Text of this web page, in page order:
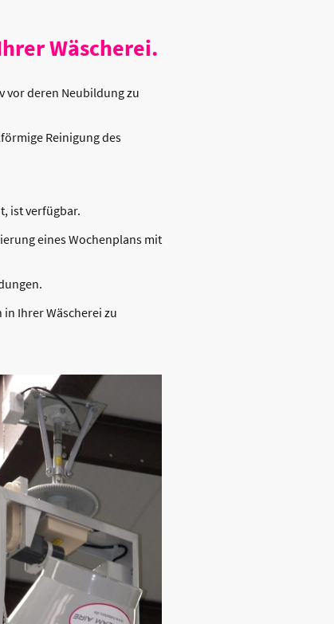
Wäscherei.
vor deren Neubildung zu
Reinigung des
ist verfügbar.
eines Wochenplans mit
Ihrer Wäscherei zu